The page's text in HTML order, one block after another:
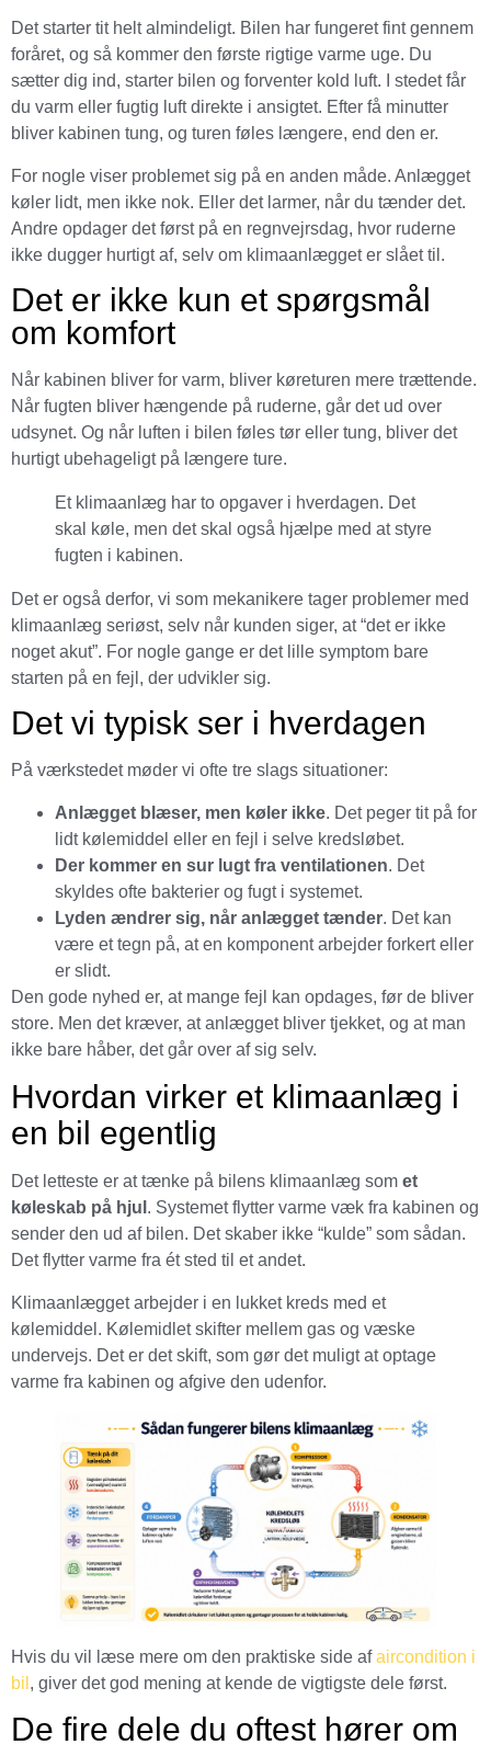
Det starter tit helt almindeligt. Bilen har fungeret fint gennem
foråret, og så kommer den første rigtige varme uge. Du
sætter dig ind, starter bilen og forventer kold luft. I stedet får
du varm eller fugtig luft direkte i ansigtet. Efter få minutter
bliver kabinen tung, og turen føles længere, end den er.
For nogle viser problemet sig på en anden måde. Anlægget
køler lidt, men ikke nok. Eller det larmer, når du tænder det.
Andre opdager det først på en regnvejrsdag, hvor ruderne
ikke dugger hurtigt af, selv om klimaanlægget er slået til.
Det er ikke kun et spørgsmål
om komfort
Når kabinen bliver for varm, bliver køreturen mere trættende.
Når fugten bliver hængende på ruderne, går det ud over
udsynet. Og når luften i bilen føles tør eller tung, bliver det
hurtigt ubehageligt på længere ture.
Et klimaanlæg har to opgaver i hverdagen. Det
skal køle, men det skal også hjælpe med at styre
fugten i kabinen.
Det er også derfor, vi som mekanikere tager problemer med
klimaanlæg seriøst, selv når kunden siger, at “det er ikke
noget akut”. For nogle gange er det lille symptom bare
starten på en fejl, der udvikler sig.
Det vi typisk ser i hverdagen
På værkstedet møder vi ofte tre slags situationer:
Anlægget blæser, men køler ikke. Det peger tit på for
lidt kølemiddel eller en fejl i selve kredsløbet.
Der kommer en sur lugt fra ventilationen. Det
skyldes ofte bakterier og fugt i systemet.
Lyden ændrer sig, når anlægget tænder. Det kan
være et tegn på, at en komponent arbejder forkert eller
er slidt.
Den gode nyhed er, at mange fejl kan opdages, før de bliver
store. Men det kræver, at anlægget bliver tjekket, og at man
ikke bare håber, det går over af sig selv.
Hvordan virker et klimaanlæg i
en bil egentlig
Det letteste er at tænke på bilens klimaanlæg som et
køleskab på hjul . Systemet flytter varme væk fra kabinen og
sender den ud af bilen. Det skaber ikke “kulde” som sådan.
Det flytter varme fra ét sted til et andet.
Klimaanlægget arbejder i en lukket kreds med et
kølemiddel. Kølemidlet skifter mellem gas og væske
undervejs. Det er det skift, som gør det muligt at optage
varme fra kabinen og afgive den udenfor.
Hvis du vil læse mere om den praktiske side afaircondition i
bil , giver det god mening at kende de vigtigste dele først.
De fire dele du oftest hører om